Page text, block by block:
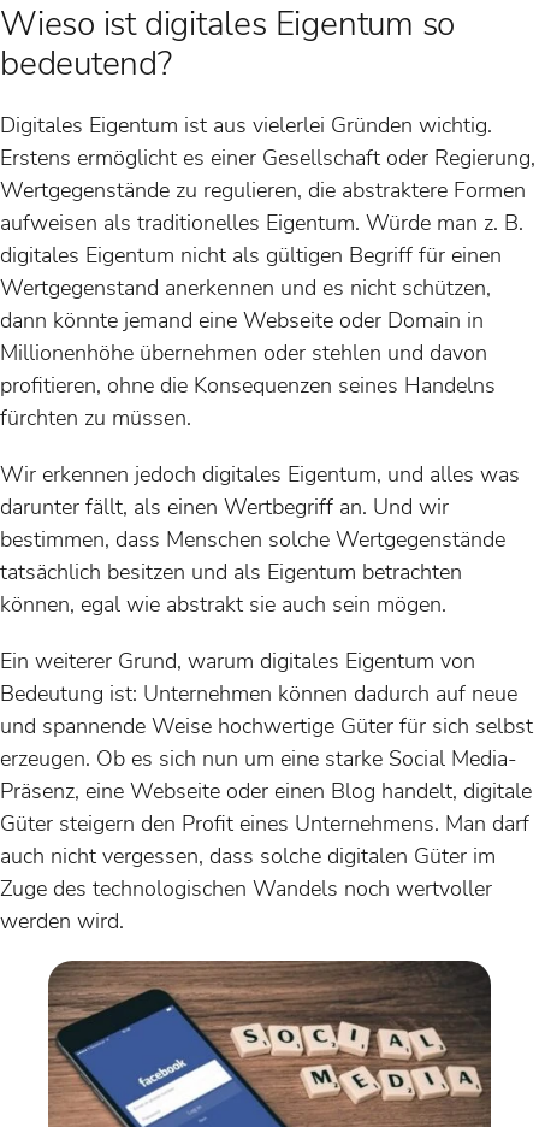
Wieso ist digitales Eigentum so
bedeutend?
Digitales Eigentum ist aus vielerlei Gründen wichtig.
Erstens ermöglicht es einer Gesellschaft oder Regierung,
Wertgegenstände zu regulieren, die abstraktere Formen
aufweisen als traditionelles Eigentum. Würde man z. B.
digitales Eigentum nicht als gültigen Begriff für einen
Wertgegenstand anerkennen und es nicht schützen,
dann könnte jemand eine Webseite oder Domain in
Millionenhöhe übernehmen oder stehlen und davon
profitieren, ohne die Konsequenzen seines Handelns
fürchten zu müssen.
Wir erkennen jedoch digitales Eigentum, und alles was
darunter fällt, als einen Wertbegriff an. Und wir
bestimmen, dass Menschen solche Wertgegenstände
tatsächlich besitzen und als Eigentum betrachten
können, egal wie abstrakt sie auch sein mögen.
Ein weiterer Grund, warum digitales Eigentum von
Bedeutung ist: Unternehmen können dadurch auf neue
und spannende Weise hochwertige Güter für sich selbst
erzeugen. Ob es sich nun um eine starke Social Media-
Präsenz, eine Webseite oder einen Blog handelt, digitale
Güter steigern den Profit eines Unternehmens. Man darf
auch nicht vergessen, dass solche digitalen Güter im
Zuge des technologischen Wandels noch wertvoller
werden wird.